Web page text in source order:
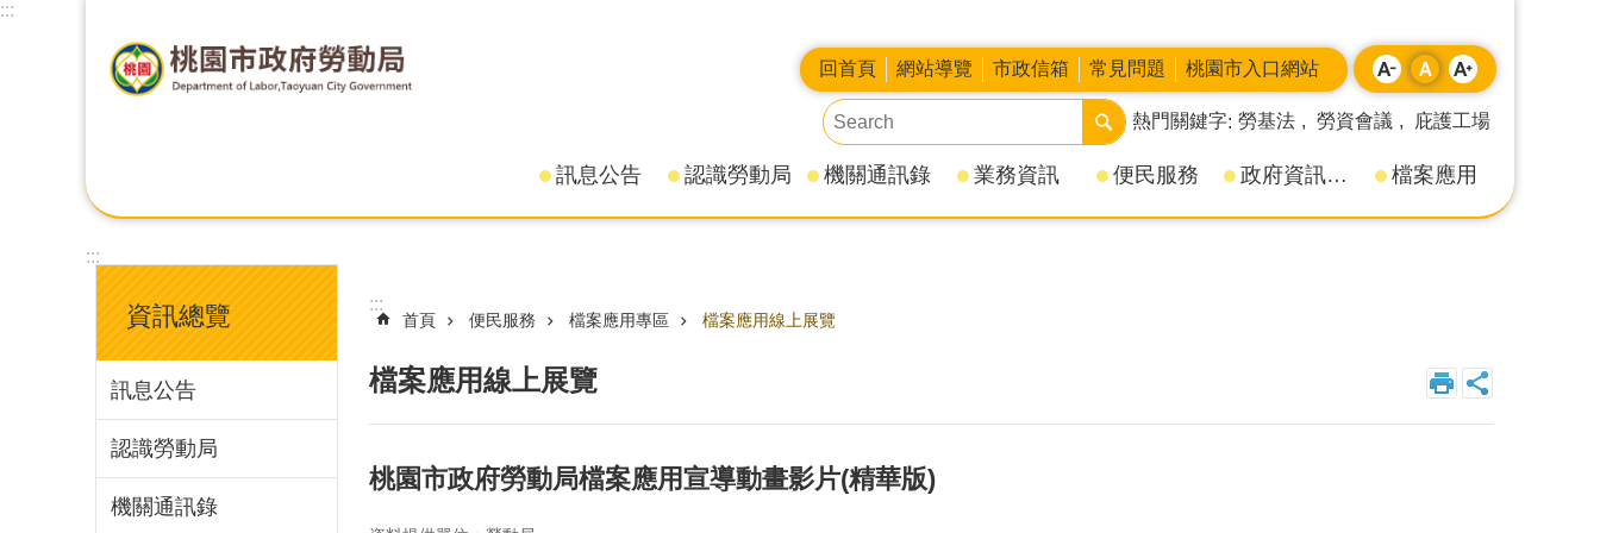
:::
回首頁 網站導覽 市政信箱 常見問題 桃園市入口網站
熱門關鍵字 勞基法 勞資會議 庇護工場
訊息公告 認識勞動局 機關通訊錄 業務資訊 便民服務 政府資訊公開 檔案應用
:::
資訊總覽
訊息公告
認識勞動局
機關通訊錄
:::
首頁 便民服務 檔案應用專區 檔案應用線上展覽
檔案應用線上展覽
桃園市政府勞動局檔案應用宣導動畫影片(精華版)